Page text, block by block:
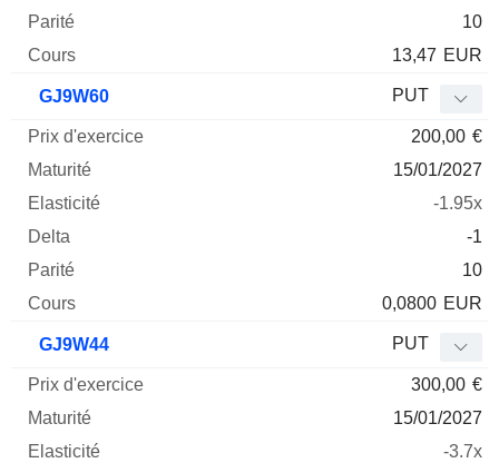
10
13,47 EUR
GJ9W60 PUT
200,00 €
15/01/2027
-1.95x
-1
10
0,0800 EUR
GJ9W44 PUT
300,00 €
15/01/2027
-3.7x